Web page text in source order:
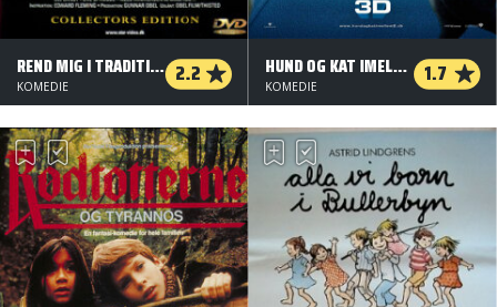
REND MIG I TRADITIONERNE 2.2
KOMEDIE
HUND OG KAT IMELLEM: KITTY GALORES HÆVN 1.7
KOMEDIE